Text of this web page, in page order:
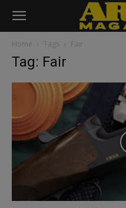
Home Tags Fair
Tag: Fair